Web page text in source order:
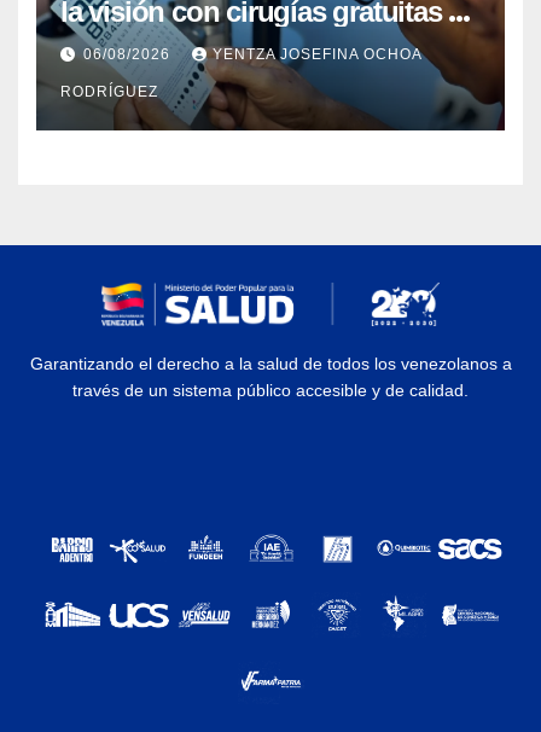
la visión con cirugías gratuitas de
cataratas en Zulia
06/08/2026 YENTZA JOSEFINA OCHOA
RODRÍGUEZ
Garantizando el derecho a la salud de todos los venezolanos a
través de un sistema público accesible y de calidad.